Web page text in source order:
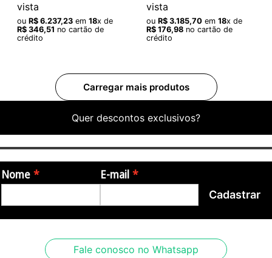
vista
ou R$ 6.237,23em 18x de
R$ 346,51 no cartão de
crédito
vista
ou R$ 3.185,70em 18x de
R$ 176,98no cartão de
crédito
Quer descontos exclusivos?
Nome E-mail
Cadastrar
Fale conosco no Whatsapp